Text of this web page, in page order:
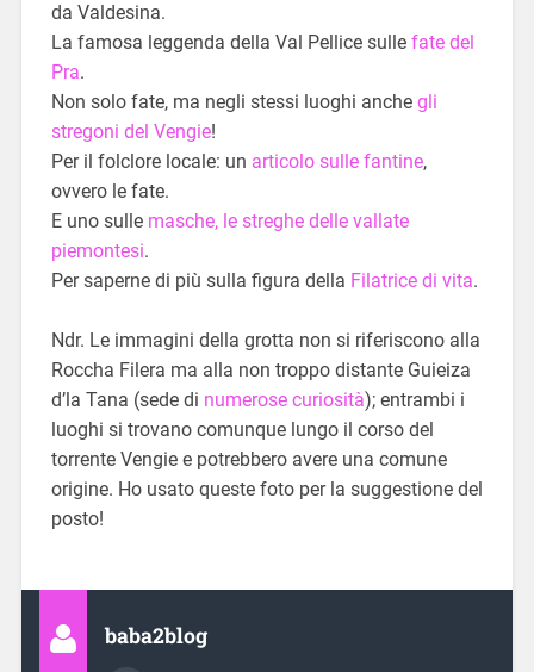
da Valdesina.
La famosa leggenda della Val Pellice sulle fate del
Pra.
Non solo fate, ma negli stessi luoghi anche gli
stregoni del Vengie!
Per il folclore locale: un articolo sulle fantine,
ovvero le fate.
E uno sulle masche, le streghe delle vallate
piemontesi.
Per saperne di più sulla figura della Filatrice di vita.
Ndr. Le immagini della grotta non si riferiscono alla
Roccha Filera ma alla non troppo distante Guieiza
d’la Tana (sede di numerose curiosità); entrambi i
luoghi si trovano comunque lungo il corso del
torrente Vengie e potrebbero avere una comune
origine. Ho usato queste foto per la suggestione del
posto!
baba2blog